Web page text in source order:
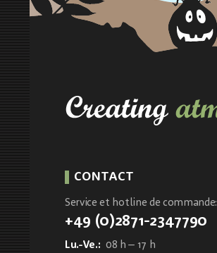
CONTACT
Service et hotline de commande:
+49 (0)2871-2347790
Lu.-Ve.: 08 h – 17 h